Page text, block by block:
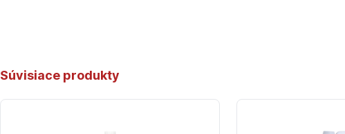
Súvisiace produkty